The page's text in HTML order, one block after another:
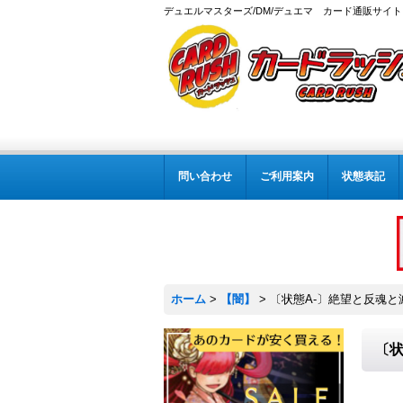
デュエルマスターズ/DM/デュエマ カード通販サイト
問い合わせ ご利用案内 状態表記
ホーム > 【闇】 > 〔状態A-〕絶望と反魂
〔